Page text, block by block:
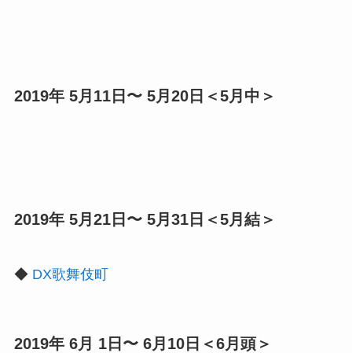
2019年 5月11日〜 5月20日＜5月中＞
2019年 5月21日〜 5月31日＜5月結＞
◆ DX歌舞伎町
2019年 6月 1日〜 6月10日＜6月頭＞